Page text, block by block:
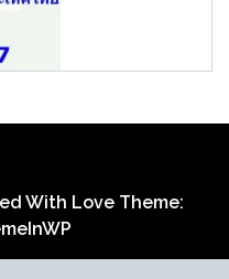
With Love Theme: